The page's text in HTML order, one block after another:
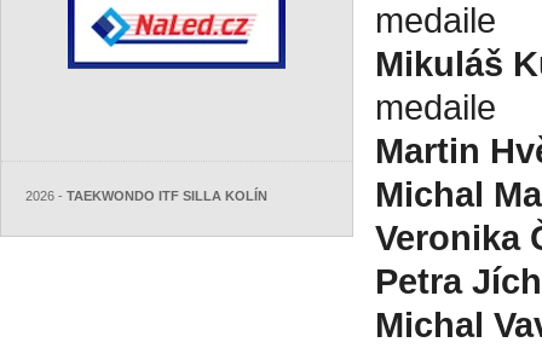
2026 - TAEKWONDO ITF SILLA KOLÍN
medaile
Mikuláš
medaile
Martin
Michal
Veronika
Petra
Michal